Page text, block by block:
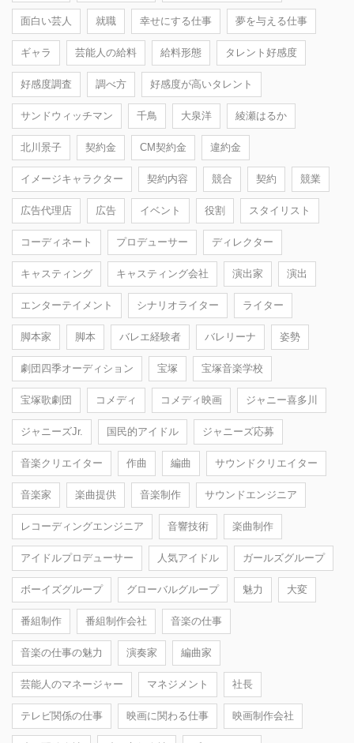
面白い芸人 就職 幸せにする仕事 夢を与える仕事
ギャラ 芸能人の給料 給料形態 タレント好感度
好感度調査 調べ方 好感度が高いタレント
サンドウィッチマン 千鳥 大泉洋 綾瀬はるか
北川景子 契約金 CM契約金 違約金
イメージキャラクター 契約内容 競合 契約 競業
広告代理店 広告 イベント 役割 スタイリスト
コーディネート プロデューサー ディレクター
キャスティング キャスティング会社 演出家 演出
エンターテイメント シナリオライター ライター
脚本家 脚本 バレエ経験者 バレリーナ 姿勢
劇団四季オーディション 宝塚 宝塚音楽学校
宝塚歌劇団 コメディ コメディ映画 ジャニー喜多川
ジャニーズJr. 国民的アイドル ジャニーズ応募
音楽クリエイター 作曲 編曲 サウンドクリエイター
音楽家 楽曲提供 音楽制作 サウンドエンジニア
レコーディングエンジニア 音響技術 楽曲制作
アイドルプロデューサー 人気アイドル ガールズグループ
ボーイズグループ グローバルグループ 魅力 大変
番組制作 番組制作会社 音楽の仕事
音楽の仕事の魅力 演奏家 編曲家
芸能人のマネージャー マネジメント 社長
テレビ関係の仕事 映画に関わる仕事 映画制作会社